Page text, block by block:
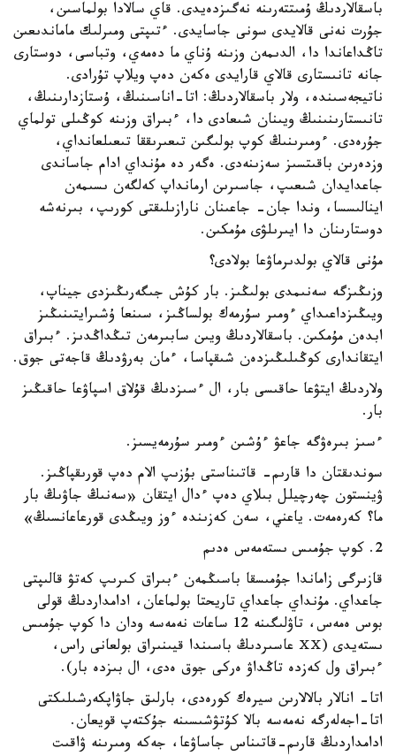
باسقالاردىڭ ۇمىتتەرىنە نەگىزدەيدى. قاي سالادا بولماسىن،
جۇرت نەنى قالايدى سونى جاسايدى. ءتىپتى ومىرلىك ماماندىعىن
تاڭداعاندا دا، الدىمەن وزىنە ۇناي ما دەمەي، وتباسى، دوستارى
جانە تانىستارى قالاي قارايدى ەكەن دەپ ويلاپ تۇرادى.
ناتيجەسىندە، ولار باسقالاردىڭ: اتا-اناسىنىڭ، ۇستازدارىنىڭ،
تانىستارىنىنىڭ ويىنان شىعادى دا، ءبىراق وزىنە كوڭىلى تولماي
جۇرەدى. ءومىرىنىڭ كوپ بولىگىن تىعىرىققا تىعىلعانداي،
وزدەرىن باقىتسىز سەزىنەدى. ەگەر دە مۇنداي ادام جاساندى
جاعدايدان شىعىپ، جاسىرىن ارمانداپ كەلگەن ىسىمەن
اينالىسسا، وندا جان- جاعىنان نارازىلىقتى كورىپ، بىرنەشە
دوستارىنان دا ايىرىلۋى مۇمكىن.
مۇنى قالاي بولدىرماۋعا بولادى؟
وزىڭىزگە سەنىمدى بولىڭىز. بار كۇش جىگەرىڭىزدى جيناپ،
ويىڭىزداعىداي ءومىر سۇرمەك بولساڭىز، سىنعا ۇشىرايتىنىڭىز
ابدەن مۇمكىن. باسقالاردىڭ ويىن سابىرمەن تىڭداڭدىز. ءبىراق
ايتقاندارى كوڭىلىڭىزدەن شىقپاسا، ءمان بەرۋدىڭ قاجەتى جوق.
ولاردىڭ ايتۋعا حاقىسى بار، ال ءسىزدىڭ قۇلاق اسپاۋعا حاقىڭىز
بار.
ءسىز بىرەۋگە جاعۋ ءۇشىن ءومىر سۇرمەيسىز.
سوندىقتان دا قارىم- قاتىناستى بۇزىپ الام دەپ قورىقپاڭىز.
ۋينستون چەرچيلل بىلاي دەپ ءدال ايتقان «سەنىڭ جاۋىڭ بار
ما؟ كەرەمەت. ياعني، سەن كەزىندە ءوز ويىڭدى قورعاعانسىڭ»
2. كوپ جۇمىس ىستەمەس ەدىم
قازىرگى زاماندا جۇمىسقا باسىڭمەن ءبىراق كىرىپ كەتۋ قالىپتى
جاعداي. مۇنداي جاعداي تاريحتا بولماعان، ادامداردىڭ قولى
بوس ەمەس، تاۋلىگىنە 12 ساعات نەمەسە ودان دا كوپ جۇمىس
ىستەيدى (ⅩⅩ عاسىردىڭ باسىندا قيىنىراق بولعانى راس،
ءبىراق ول كەزدە تاڭداۋ ەركى جوق ەدى، ال بىزدە بار).
اتا- انالار بالالارىن سيرەك كورەدى، بارلىق جاۋاپكەرشىلىكتى
اتا-اجەلەرگە نەمەسە بالا كۇتۋشىسىنە جۇكتەپ قويعان.
ادامداردىڭ قارىم-قاتىناس جاساۋعا، جەكە ومىرىنە ۋاقىت